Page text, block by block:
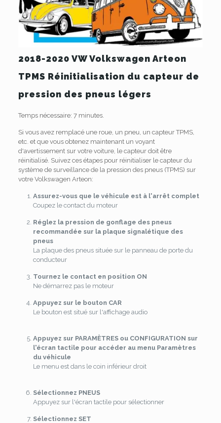
2018-2020 VW Volkswagen Arteon
TPMS Réinitialisation du capteur de
pression des pneus légers
Temps nécessaire: 7 minutes.
Si vous avez remplacé une roue, un pneu, un capteur TPMS,
etc. et que vous obtenez maintenant un voyant
d'avertissement sur votre voiture, le capteur doit être
réinitialisé. Suivez ces étapes pour réinitialiser le capteur du
système de surveillance de la pression des pneus (TPMS) sur
votre Volkswagen Arteon:
Assurez-vous que le véhicule est à l'arrêt complet
Coupez le contact du moteur
Réglez la pression de gonflage des pneus
recommandée sur la plaque signalétique des
pneus
La plaque des pneus située sur le panneau de porte du
conducteur
Tournez le contact en position ON
Ne démarrez pas le moteur
Appuyez sur le bouton CAR
Le bouton est situé sur l'affichage audio
Appuyez sur PARAMÈTRES ou CONFIGURATION sur
l'écran tactile pour accéder au menu Paramètres
du véhicule
Le menu est dans le coin inférieur droit
Sélectionnez PNEUS
Appuyez sur l'écran tactile pour sélectionner
Sélectionnez SET